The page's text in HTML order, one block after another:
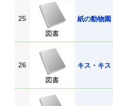
25
図書
紙の動物園
26
図書
キス・キス